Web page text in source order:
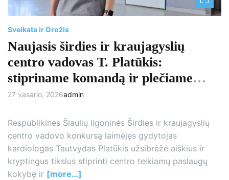
m
e
Sveikata ir Grožis
Naujasis širdies ir kraujagyslių
centro vadovas T. Platūkis:
stipriname komandą ir plečiame
paslaugas
27 vasario, 2026admin
Respublikinės Šiaulių ligoninės Širdies ir kraujagyslių
centro vadovo konkursą laimėjęs gydytojas
kardiologas Tautvydas Platūkis užsibrėžė aiškius ir
kryptingus tikslus stiprinti centro teikiamų paslaugų
kokybę ir [more…]